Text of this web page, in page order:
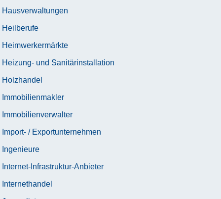
Hausverwaltungen
Heilberufe
Heimwerkermärkte
Heizung- und Sanitärinstallation
Holzhandel
Immobilienmakler
Immobilienverwalter
Import- / Exportunternehmen
Ingenieure
Internet-Infrastruktur-Anbieter
Internethandel